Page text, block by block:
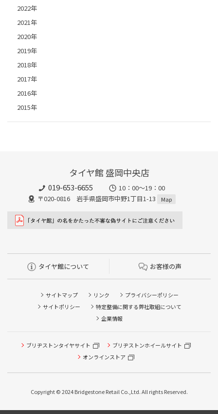
2022年
2021年
2020年
2019年
2018年
2017年
2016年
2015年
タイヤ館 盛岡中央店
019-653-6655
10：00～19：00
〒020-0816 岩手県盛岡市中野1丁目1-13
Map
タイヤ館について お客様の声
サイトマップ リンク
プライバシーポリシー
サイトポリシー
特定整備に関する弊社取組について
企業情報
ブリヂストンタイヤサイト
ブリヂストンホイールサイト
オンラインストア
Copyright © 2024 Bridgestone Retail Co.,Ltd. All rights Reserved.
ピット作業の予約